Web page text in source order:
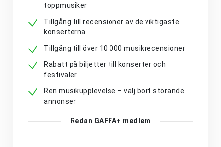
toppmusiker
Tillgång till recensioner av de viktigaste
konserterna
Tillgång till över 10 000 musikrecensioner
Rabatt på biljetter till konserter och
festivaler
Ren musikupplevelse – välj bort störande
annonser
Redan GAFFA+ medlem